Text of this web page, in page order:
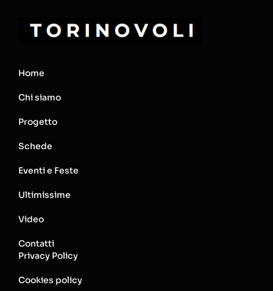
Home
Chi siamo
Progetto
Schede
Eventi e Feste
Ultimissime
Video
Contatti
Privacy Policy
Cookies policy